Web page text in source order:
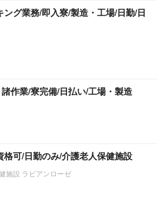
ング業務/即入寮/製造・工場/日勤/日
作業/寮完備/日払い/工場・製造
格可/日勤のみ/介護老人保健施設
施設 ラビアンローゼ